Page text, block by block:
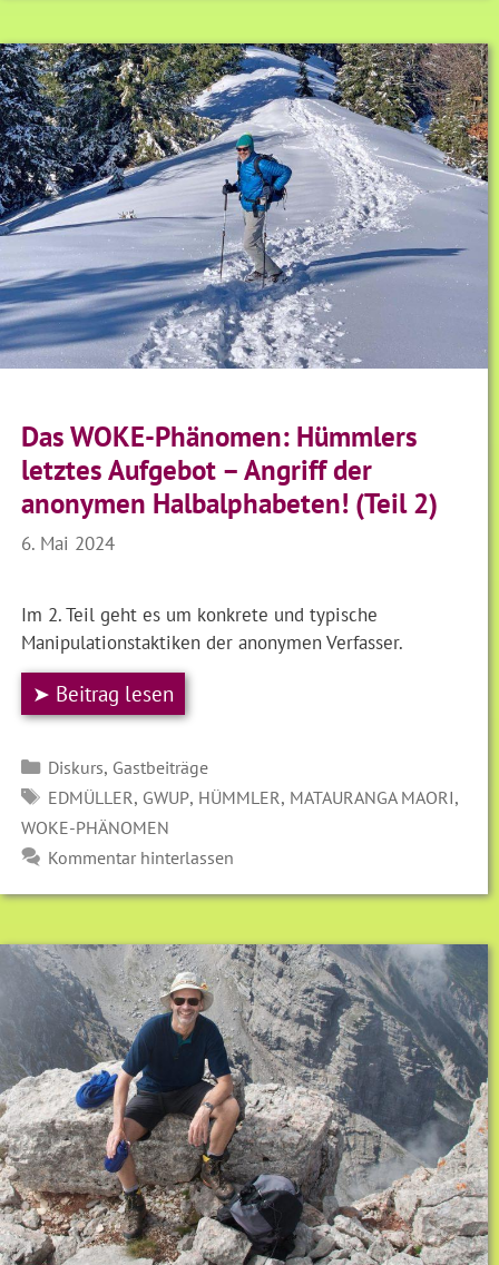
Das WOKE-Phänomen: Hümmlers
letztes Aufgebot – Angriff der
anonymen Halbalphabeten! (Teil 2)
6. Mai 2024
Im 2. Teil geht es um konkrete und typische
Manipulationstaktiken der anonymen Verfasser.
➤ Beitrag lesen
Kategorien
Diskurs, Gastbeiträge
SCHLAGWÖRTER
EDMÜLLER, GWUP, HÜMMLER, MATAURANGA MAORI,
WOKE-PHÄNOMEN
Kommentar hinterlassen